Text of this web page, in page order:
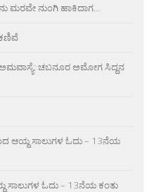
ಮರವೇ ನುಂಗಿ ಹಾಕಿದಾಗ…
ಚಬನೂರ ಅಮೋಗ ಸಿದ್ದನ
ಆಯ್ದ ಸಾಲುಗಳ ಓದು – 13ನೆಯ
ಓದು – 13ನೆಯ ಕಂತು